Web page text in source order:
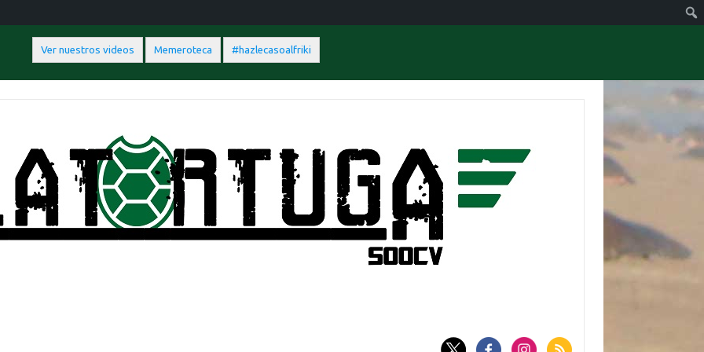
Ver nuestros videos Memeroteca #hazlecasoalfriki